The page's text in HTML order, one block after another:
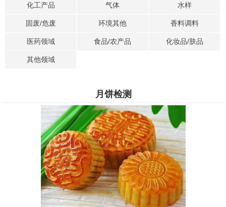
化工产品 气体 水样
固废/危废 环境其他 香料调料
医药领域 食品/农产品 化妆品/肤品
其他领域
月饼检测